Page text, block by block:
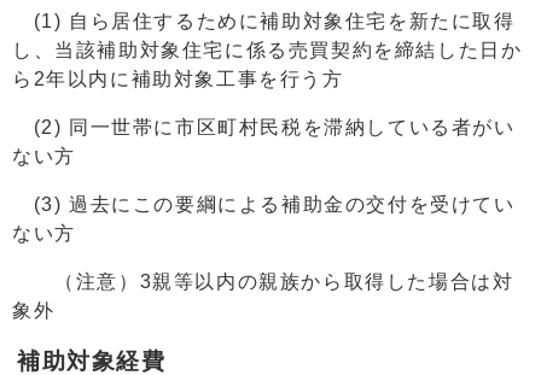
(1) 自ら居住するために補助対象住宅を新たに取得
し、当該補助対象住宅に係る売買契約を締結した日か
ら2年以内に補助対象工事を行う方
(2) 同一世帯に市区町村民税を滞納している者がい
ない方
(3) 過去にこの要綱による補助金の交付を受けてい
ない方
（注意）3親等以内の親族から取得した場合は対
象外
補助対象経費